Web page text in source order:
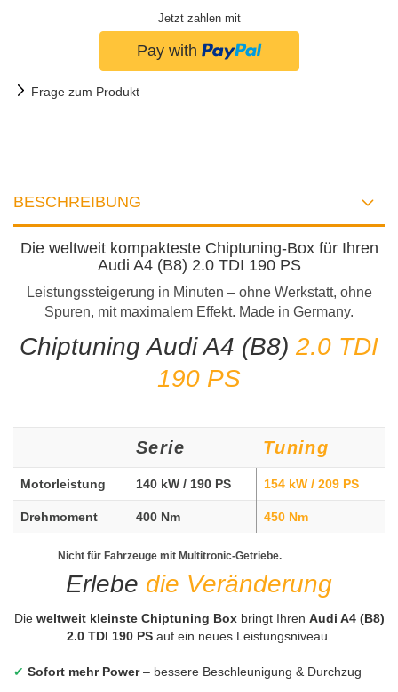
Jetzt zahlen mit
Frage zum Produkt
BESCHREIBUNG
Die weltweit kompakteste Chiptuning-Box für Ihren
Audi A4 (B8) 2.0 TDI 190 PS
Leistungssteigerung in Minuten – ohne Werkstatt, ohne
Spuren, mit maximalem Effekt. Made in Germany.
Chiptuning Audi A4 (B8) 2.0 TDI
190 PS
Serie Tuning
Motorleistung 140 kW / 190 PS 154 kW / 209 PS
Drehmoment 400 Nm 450 Nm
Nicht für Fahrzeuge mit Multitronic-Getriebe.
Erlebe die Veränderung
Die weltweit kleinste Chiptuning Boxbringt Ihren Audi A4 (B8)
2.0 TDI 190 PS auf ein neues Leistungsniveau.
✔ Sofort mehr Power– bessere Beschleunigung & Durchzug